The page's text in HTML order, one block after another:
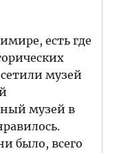
есть где
музей
музей в
было, всего